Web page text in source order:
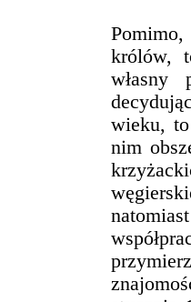
królów,
własny
wieku,
nim